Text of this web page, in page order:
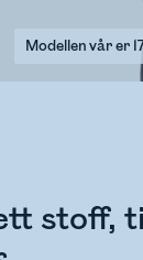
Modellen vår er
stoff,